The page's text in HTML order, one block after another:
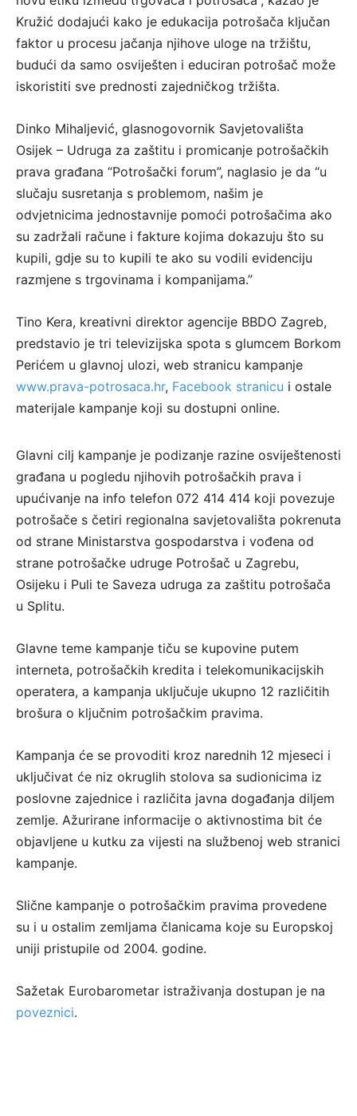
Kružić dodajući kako je edukacija potrošača ključan
faktor u procesu jačanja njihove uloge na tržištu,
budući da samo osviješten i educiran potrošač može
iskoristiti sve prednosti zajedničkog tržišta.
Dinko Mihaljević, glasnogovornik Savjetovališta
Osijek – Udruga za zaštitu i promicanje potrošačkih
prava građana “Potrošački forum”, naglasio je da “u
slučaju susretanja s problemom, našim je
odvjetnicima jednostavnije pomoći potrošačima ako
su zadržali račune i fakture kojima dokazuju što su
kupili, gdje su to kupili te ako su vodili evidenciju
razmjene s trgovinama i kompanijama.”
Tino Kera, kreativni direktor agencije BBDO Zagreb,
predstavio je tri televizijska spota s glumcem Borkom
Perićem u glavnoj ulozi, web stranicu kampanje
www.prava-potrosaca.hr, Facebook stranicu i ostale
materijale kampanje koji su dostupni online.
Glavni cilj kampanje je podizanje razine osviještenosti
građana u pogledu njihovih potrošačkih prava i
upućivanje na info telefon 072 414 414 koji povezuje
potrošače s četiri regionalna savjetovališta pokrenuta
od strane Ministarstva gospodarstva i vođena od
strane potrošačke udruge Potrošač u Zagrebu,
Osijeku i Puli te Saveza udruga za zaštitu potrošača
u Splitu.
Glavne teme kampanje tiču se kupovine putem
interneta, potrošačkih kredita i telekomunikacijskih
operatera, a kampanja uključuje ukupno 12 različitih
brošura o ključnim potrošačkim pravima.
Kampanja će se provoditi kroz narednih 12 mjeseci i
uključivat će niz okruglih stolova sa sudionicima iz
poslovne zajednice i različita javna događanja diljem
zemlje. Ažurirane informacije o aktivnostima bit će
objavljene u kutku za vijesti na službenoj web stranici
kampanje.
Slične kampanje o potrošačkim pravima provedene
su i u ostalim zemljama članicama koje su Europskoj
uniji pristupile od 2004. godine.
Sažetak Eurobarometar istraživanja dostupan je na
poveznici.